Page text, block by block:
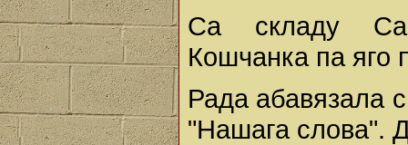
Са складу
Кошчанка па яго
Рада абавязала
"Нашага слова".